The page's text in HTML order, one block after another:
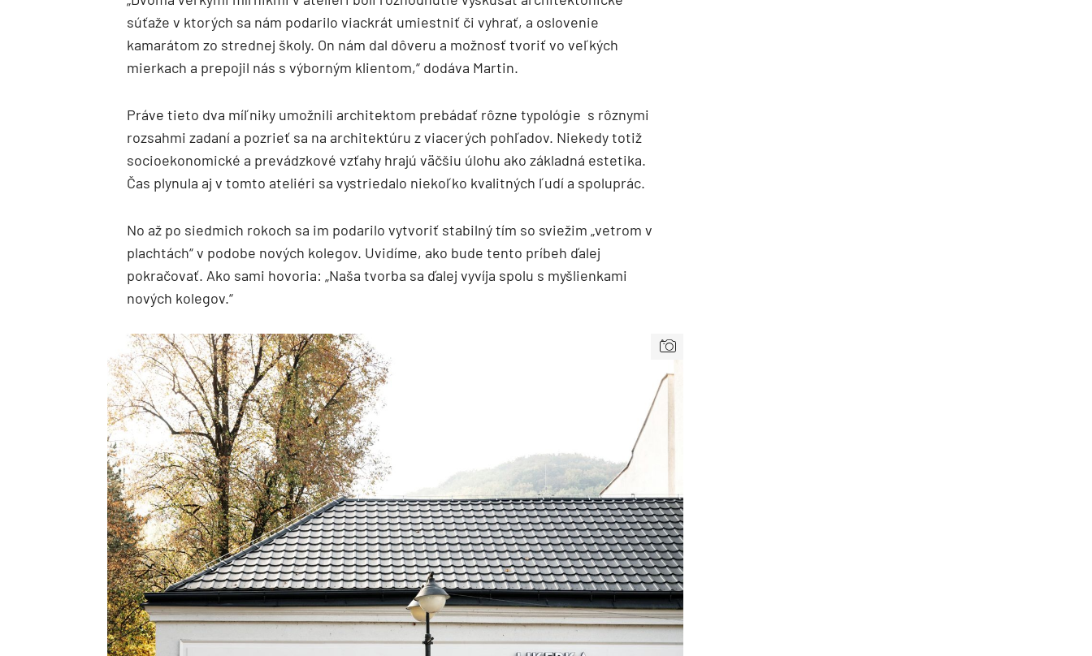
súťaže v ktorých sa nám podarilo viackrát umiestniť či vyhrať, a oslovenie
kamarátom zo strednej školy. On nám dal dôveru a možnosť tvoriť vo veľkých
mierkach a prepojil nás s výborným klientom,“ dodáva Martin.
Práve tieto dva míľniky umožnili architektom prebádať rôzne typológie s rôznymi
rozsahmi zadaní a pozrieť sa na architektúru z viacerých pohľadov. Niekedy totiž
socioekonomické a prevádzkové vzťahy hrajú väčšiu úlohu ako základná estetika.
Čas plynula aj v tomto ateliéri sa vystriedalo niekoľko kvalitných ľudí a spoluprác.
No až po siedmich rokoch sa im podarilo vytvoriť stabilný tím so sviežim „vetrom v
plachtách“ v podobe nových kolegov. Uvidíme, ako bude tento príbeh ďalej
pokračovať. Ako sami hovoria: „Naša tvorba sa ďalej vyvíja spolu s myšlienkami
nových kolegov.“